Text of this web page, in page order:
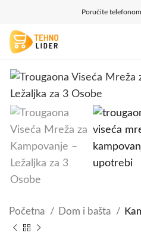
Poručite telefonom
Početna Dom i bašta